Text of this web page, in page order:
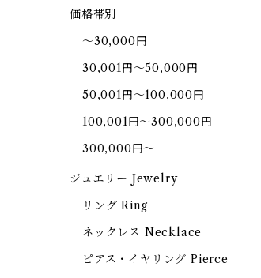
価格帯別
～30,000円
30,001円～50,000円
50,001円～100,000円
100,001円～300,000円
300,000円～
ジュエリー Jewelry
リング Ring
ネックレス Necklace
ピアス・イヤリング Pierce